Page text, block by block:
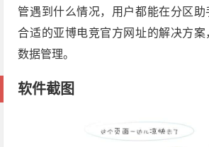
管遇到什么情况，用户都能在分区助
合适的亚博电竞官方网址的解决方
数据管理。
软件截图